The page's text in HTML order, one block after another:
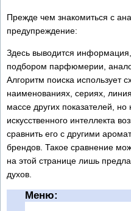
Прежде чем знакомиться с
предупреждение:
Здесь выводится
подбором парфюмерии,
Алгоритм поиска использует
наименованиях, сериях,
массе других показателей, но
искусственного интеллекта
сравнить его с другими
брендов. Такое сравнение
на этой странице лишь
духов.
Меню: